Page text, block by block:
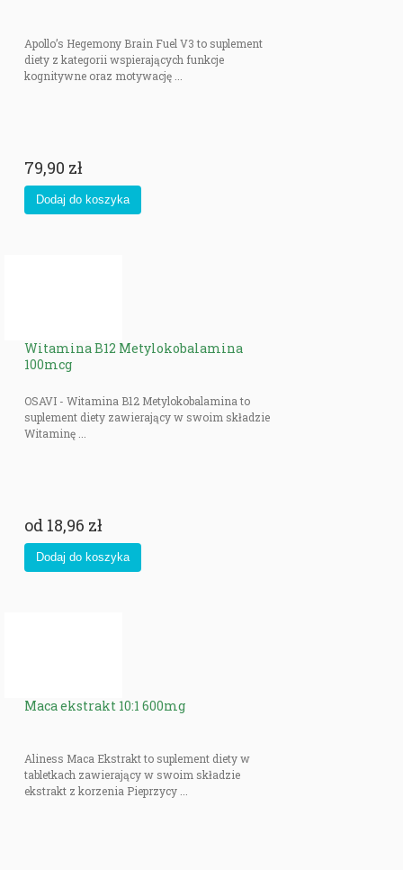
Apollo’s Hegemony Brain Fuel V3 to suplement
diety z kategorii wspierających funkcje
kognitywne oraz motywację ...
79,90 zł
Witamina B12 Metylokobalamina
100mcg
OSAVI - Witamina B12 Metylokobalamina to
suplement diety zawierający w swoim składzie
Witaminę ...
od 18,96 zł
Maca ekstrakt 10:1 600mg
Aliness Maca Ekstrakt to suplement diety w
tabletkach zawierający w swoim składzie
ekstrakt z korzenia Pieprzycy ...